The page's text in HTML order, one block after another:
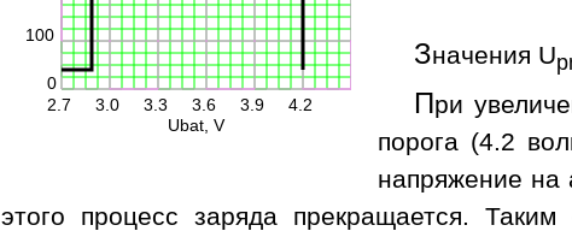
0
100
2.7 3.0 3.3 3.6 3.9 4.2
Ubat, V
Значения U
При
порога (4.2
напряжение на
этого процесс заряда прекращается.